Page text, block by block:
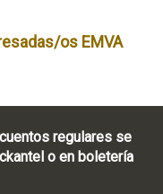
os EMVA
regulares se
o en boletería